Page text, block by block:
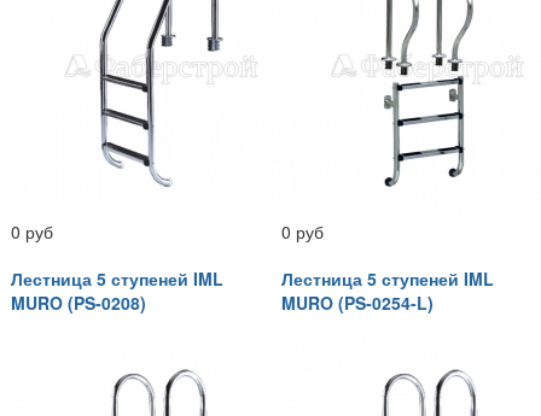
0 руб
0 руб
Лестница 5 ступеней IML
MURO (PS-0208)
Лестница 5 ступеней IML
MURO (PS-0254-L)